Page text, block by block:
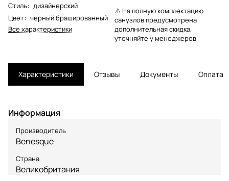
Стиль: дизайнерский
Цвет: черный брашированный
Все характеристики
⚠️ На полную комплектацию
санузлов предусмотрена
дополнительная скидка,
уточняйте у менеджеров
Характеристики Отзывы Документы Оплата
Информация
Производитель
Benesque
Страна
Великобритания